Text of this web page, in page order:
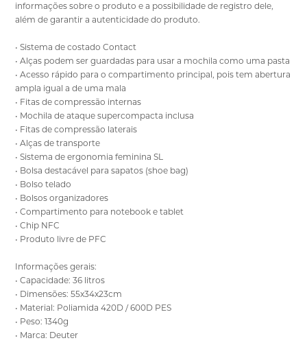
informações sobre o produto e a possibilidade de registro dele,
além de garantir a autenticidade do produto.
• Sistema de costado Contact
• Alças podem ser guardadas para usar a mochila como uma pasta
• Acesso rápido para o compartimento principal, pois tem abertura
ampla igual a de uma mala
• Fitas de compressão internas
• Mochila de ataque supercompacta inclusa
• Fitas de compressão laterais
• Alças de transporte
• Sistema de ergonomia feminina SL
• Bolsa destacável para sapatos (shoe bag)
• Bolso telado
• Bolsos organizadores
• Compartimento para notebook e tablet
• Chip NFC
• Produto livre de PFC
Informações gerais:
• Capacidade: 36 litros
• Dimensões: 55x34x23cm
• Material: Poliamida 420D / 600D PES
• Peso: 1340g
• Marca: Deuter